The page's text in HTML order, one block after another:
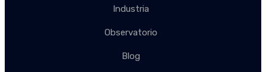
Industria
Observatorio
Blog